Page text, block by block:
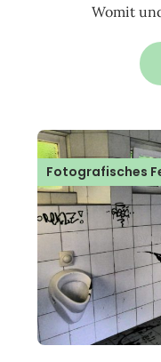
Womit
Fotografisches